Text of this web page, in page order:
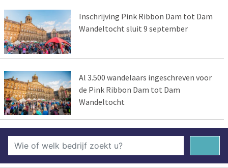
Inschrijving Pink Ribbon Dam tot Dam
Wandeltocht sluit 9 september
Al 3.500 wandelaars ingeschreven voor
de Pink Ribbon Dam tot Dam
Wandeltocht